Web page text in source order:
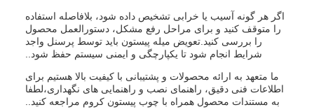
اگر هر گونه آسیب یا خرابی تشخیص داده شود، بلافاصله استفاده
را متوقف کنید و برای مراحل رفع مشکل، دستورالعمل محصول
را بررسی کنید.تعویض میله پیستون باید توسط پرسنل واجد
شرایط انجام شود تا یکپارچگی و ایمنی سیستم حفظ شود..
ما متعهد به ارائه محصولات و پشتیبانی با کیفیت بالا هستیم برای
اطلاعات فنی دقیق، راهنمای نصب و راهنمایی های نگهداری،لطفا
به مستندات محصول همراه با چوب پیستون کروم مراجعه کنید..